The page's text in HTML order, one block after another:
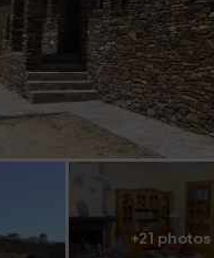
+21 photos